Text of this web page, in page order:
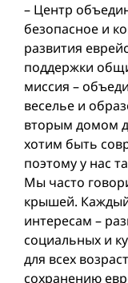
– Центр
безопасное и
развития
поддержки
миссия –
веселье и
вторым домом
хотим быть
поэтому у нас
Мы часто
крышей.
интересам –
социальных и
для всех
сохранению